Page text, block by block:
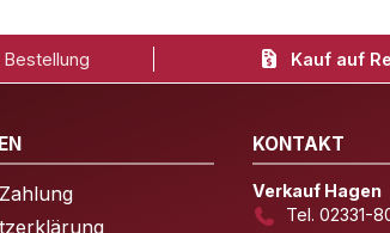
Bestellung Kauf auf
KONTAKT
Verkauf Hagen
Tel. 02331-